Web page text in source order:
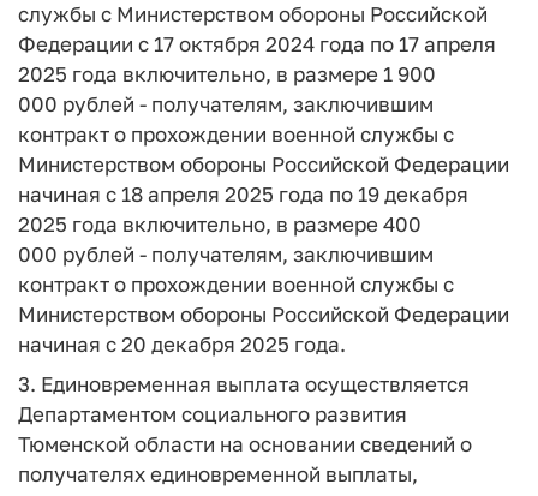
службы с Министерством обороны Российской
Федерации с 17 октября 2024 года по 17 апреля
2025 года включительно, в размере 1 900
000 рублей - получателям, заключившим
контракт о прохождении военной службы с
Министерством обороны Российской Федерации
начиная с 18 апреля 2025 года по 19 декабря
2025 года включительно, в размере 400
000 рублей - получателям, заключившим
контракт о прохождении военной службы с
Министерством обороны Российской Федерации
начиная с 20 декабря 2025 года.
3. Единовременная выплата осуществляется
Департаментом социального развития
Тюменской области на основании сведений о
получателях единовременной выплаты,